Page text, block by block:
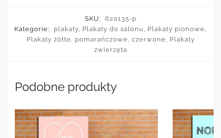
SKU:
620135-p
Kategorie:
plakaty, Plakaty do salonu , Plakaty pionowe,
Plakaty żółte, pomarańczowe, czerwone, Plakaty
zwierzęta
Podobne produkty